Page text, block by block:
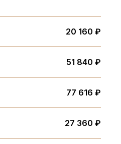
20 160 ₽
51 840 ₽
77 616 ₽
27 360 ₽